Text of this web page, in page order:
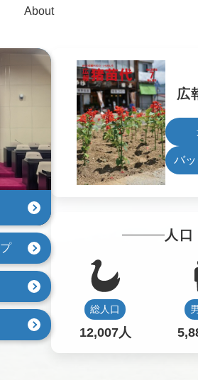
About
広
バ
人口
総人口
12,007人